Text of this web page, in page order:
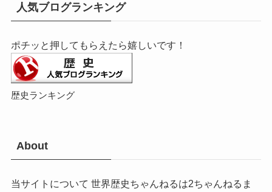
人気ブログランキング
ポチッと押してもらえたら嬉しいです！
歴史ランキング
About
当サイトについて 世界歴史ちゃんねるは2ちゃんねるま